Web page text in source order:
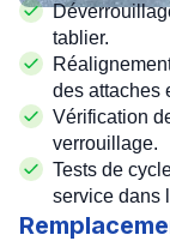
tablier.
des attaches
Vérification
verrouillage.
Tests de
service dans